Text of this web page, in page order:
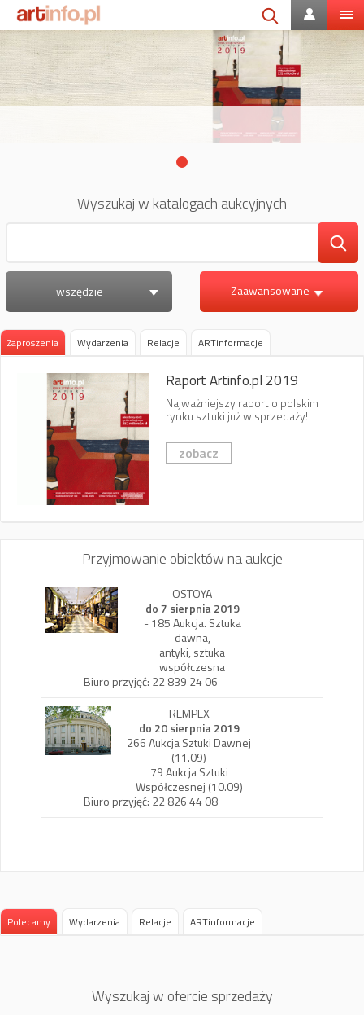
Wyszukaj w katalogach aukcyjnych
wszędzie Zaawansowane
Zaproszenia Wydarzenia Relacje ARTinformacje
Raport Artinfo.pl 2019
Najważniejszy raport o polskim
rynku sztuki już w sprzedaży!
zobacz
Przyjmowanie obiektów na aukcje
OSTOYA
do 7 sierpnia 2019
- 185 Aukcja. Sztuka
dawna,
antyki, sztuka
współczesna
Biuro przyjęć: 22 839 24 06
REMPEX
do 20 sierpnia 2019
266 Aukcja Sztuki Dawnej
(11.09)
79 Aukcja Sztuki
Współczesnej (10.09)
Biuro przyjęć: 22 826 44 08
Polecamy Wydarzenia Relacje ARTinformacje
Wyszukaj w ofercie sprzedaży